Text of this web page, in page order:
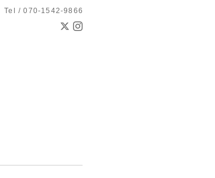
Tel / 070-1542-9866